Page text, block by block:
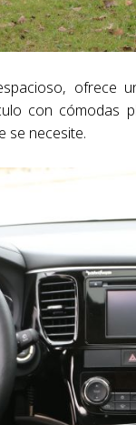
ofrece
con cómodas
se necesite.